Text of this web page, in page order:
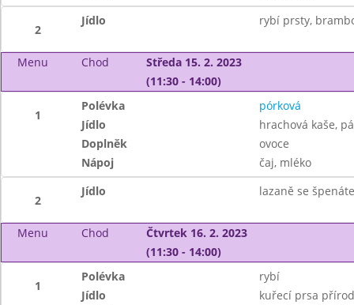
2
Jídlo rybí prsty,
Menu Chod
Středa 15. 2. 2023
(11:30 - 14:00)
1
Polévka
pórková
Jídlo
hrachová kaše,
Doplněk
ovoce
Nápoj
čaj, mléko
2
Jídlo lazaně se
Menu Chod
Čtvrtek 16. 2. 2023
(11:30 - 14:00)
1
Polévka
rybí
Jídlo
kuřecí prsa